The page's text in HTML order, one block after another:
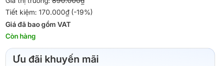
Tiết kiệm: 170.000₫ (-19%)
Giá đã bao gồm VAT
Còn hàng
Ưu đãi khuyến mãi